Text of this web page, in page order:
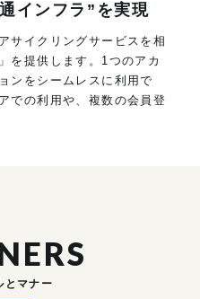
インフラ”を実現
サイクリングサービスを相
を提供します。1つのアカ
ンをシームレスに利用で
での利用や、複数の会員登
とマナー